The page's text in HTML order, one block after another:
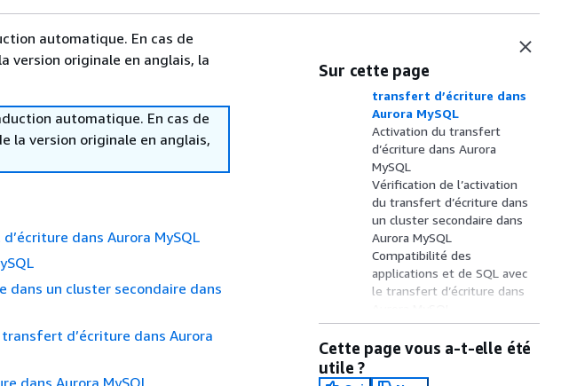
automatique. En cas de
version originale en anglais, la
automatique. En cas de
la version originale en anglais,
dans Aurora MySQL
dans un cluster secondaire dans
d’écriture dans Aurora
dans Aurora MySQL
Sur cette pagedisponibles pour le
transfert d’écriture dans
Aurora MySQL
Activation du transfert
d’écriture dans Aurora
MySQL
Vérification de l’activation
du transfert d’écriture dans
un cluster secondaire dans
Aurora MySQL
Compatibilité des
applications et de SQL avec
le transfert d’écriture dans
Isolement et cohérence
pour le transfert d’écriture
dans Aurora MySQL
Exécution d’instructions en
Cette page vous a-t-elle été
utile ?